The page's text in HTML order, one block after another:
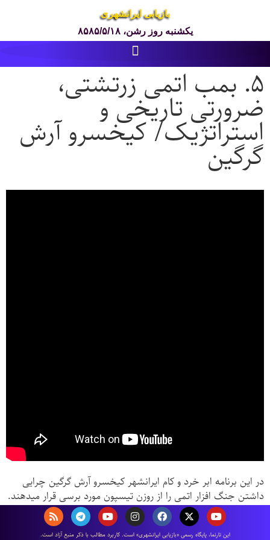
بازیابی ایرانشهری
یکشنبه روز رشن، ۸۵۸۵/۵/۱۸
۵. بمب اتمی زرتشتی،
ضرورتی تاریخی و
استراتژیک/ کیخسرو آرش
گرگین
در این برنامه ابر خرد و کام ایرانشهر کیخسرو آرش گرگین چرایی
داشتن جنگ افزار اتمی را از روزن تیسپون مورد برسی قرار میدهند.
دوشنبه روز باد، ۲۲ اسپند ماه سال ۸۵۷۶ زرتشتی، نویسنده:
اين تارنما، پایگاه رسمی «بازیابی ایرانشهری» است. كاربرد مطالب با ذكر منبع آزاد است.